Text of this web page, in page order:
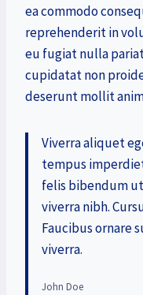
ea commodo
reprehenderit in
eu fugiat nulla
cupidatat non
deserunt mollit
Viverra aliquet
tempus
felis bibendum
viverra nibh.
Faucibus ornare
viverra.
John Doe